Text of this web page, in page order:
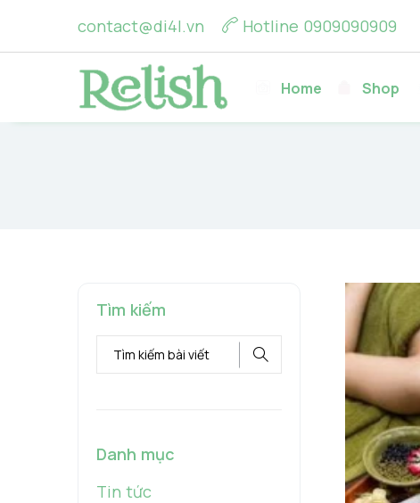
contact@di4l.vn Hotline 0909090909
Home Shop
Tìm kiếm
Danh mục
Tin tức